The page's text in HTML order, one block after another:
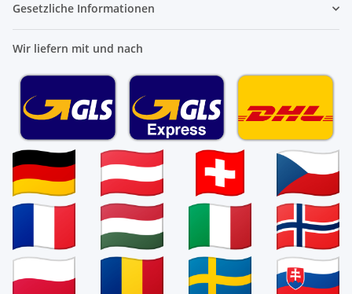
Gesetzliche Informationen
Wir liefern mit und nach